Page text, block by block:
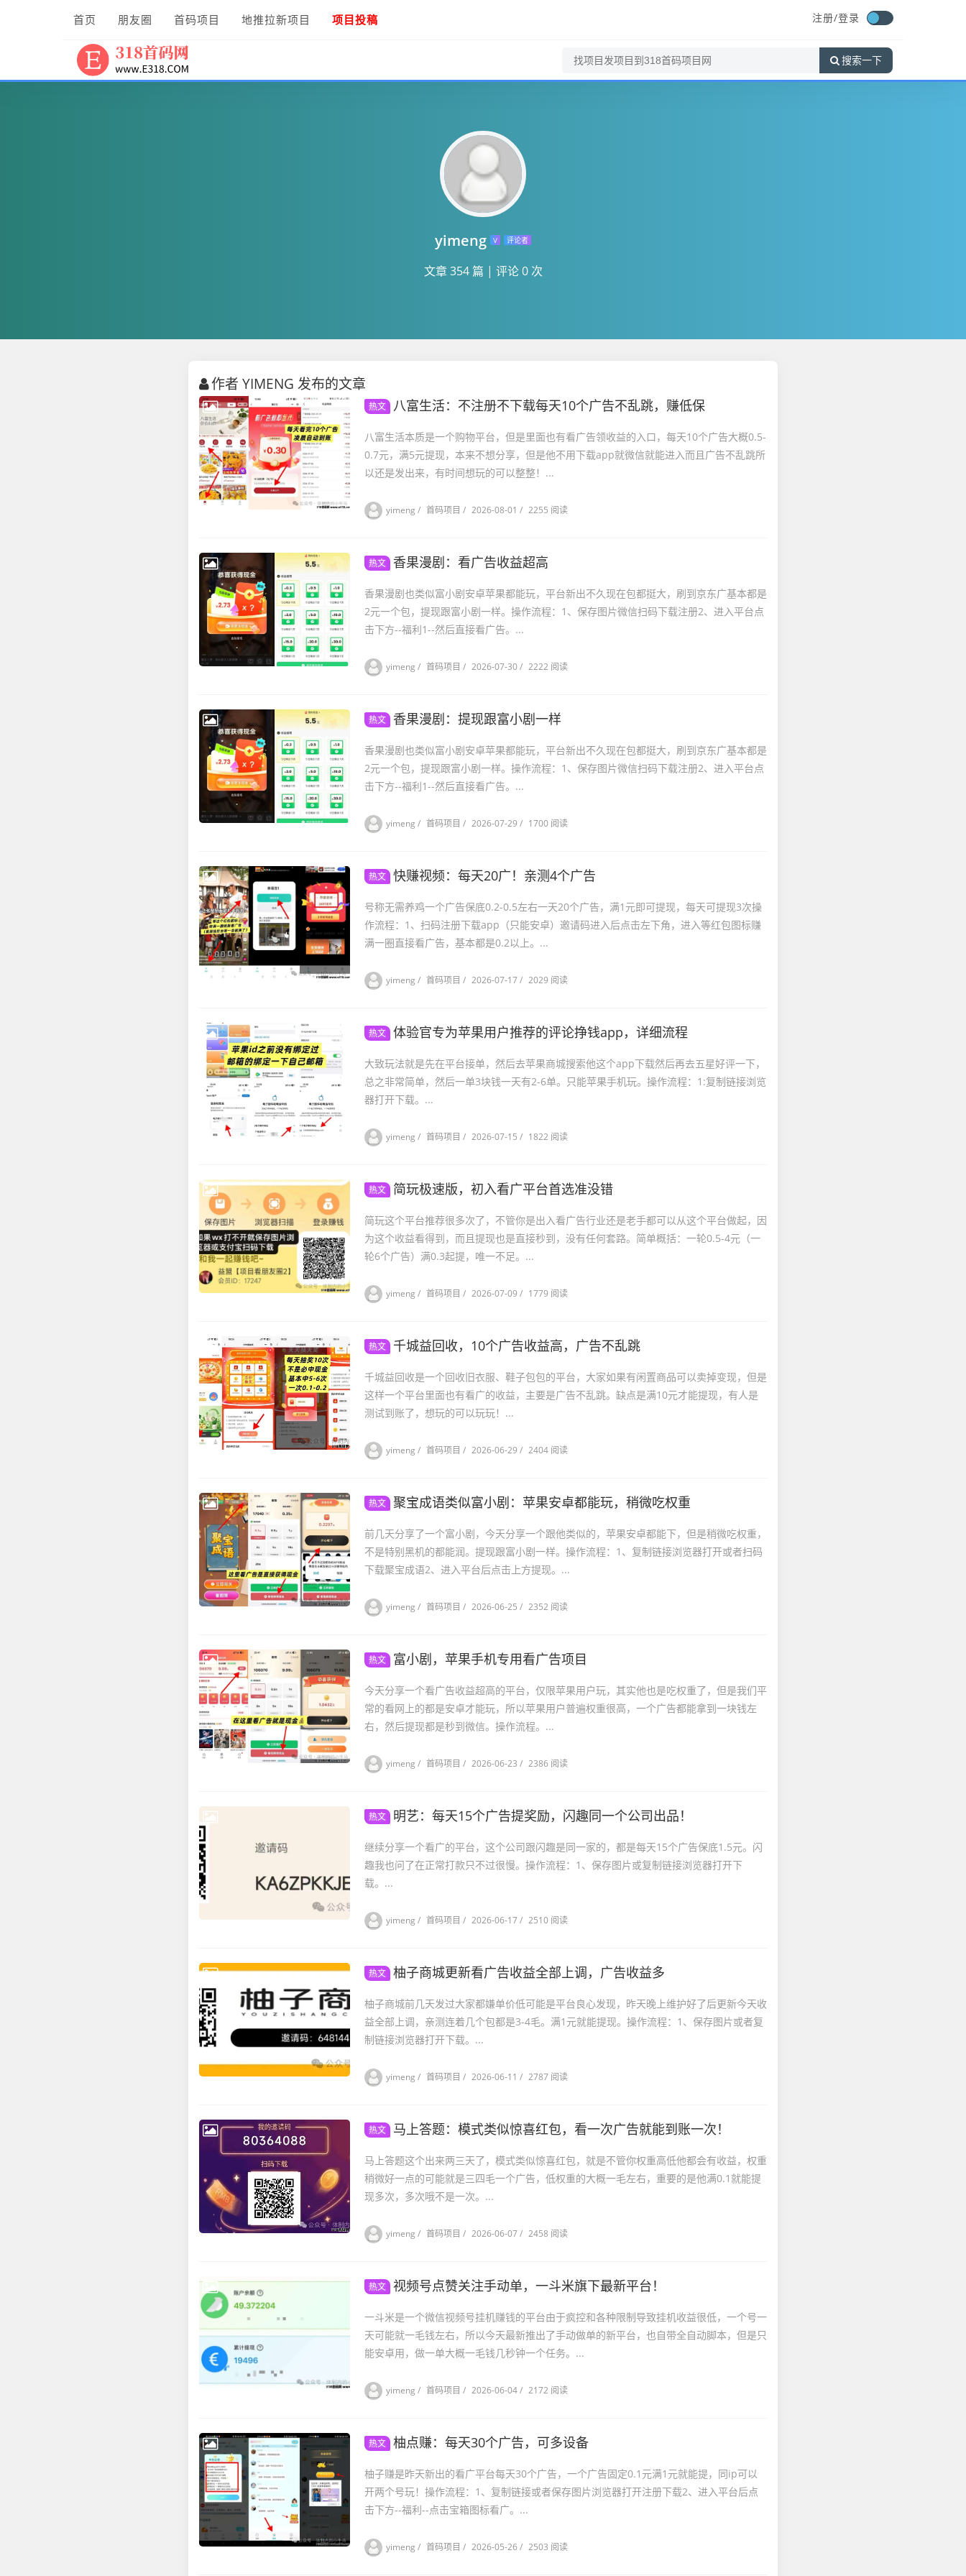
首页 朋友圈 首码项目 地推拉新项目 项目投稿 注册/登录
搜索一下
yimeng V 评论者
文章 354 篇 | 评论 0 次
作者 YIMENG 发布的文章
热文 八富生活：不注册不下载每天10个广告不乱跳，赚低保
八富生活本质是一个购物平台，但是里面也有看广告领收益的入口，每天10个广告大概0.5-
0.7元，满5元提现，本来不想分享，但是他不用下载app就微信就能进入而且广告不乱跳所
以还是发出来，有时间想玩的可以整整！...
yimeng / 首码项目 / 2026-08-01 / 2255 阅读
热文 香果漫剧：看广告收益超高
香果漫剧也类似富小剧安卓苹果都能玩，平台新出不久现在包都挺大，刷到京东广基本都是
2元一个包，提现跟富小剧一样。操作流程：1、保存图片微信扫码下载注册2、进入平台点
击下方--福利1--然后直接看广告。...
yimeng / 首码项目 / 2026-07-30 / 2222 阅读
热文 香果漫剧：提现跟富小剧一样
香果漫剧也类似富小剧安卓苹果都能玩，平台新出不久现在包都挺大，刷到京东广基本都是
2元一个包，提现跟富小剧一样。操作流程：1、保存图片微信扫码下载注册2、进入平台点
击下方--福利1--然后直接看广告。...
yimeng / 首码项目 / 2026-07-29 / 1700 阅读
热文 快赚视频：每天20广！亲测4个广告
号称无需养鸡一个广告保底0.2-0.5左右一天20个广告，满1元即可提现，每天可提现3次操
作流程：1、扫码注册下载app（只能安卓）邀请码进入后点击左下角，进入等红包图标赚
满一圈直接看广告，基本都是0.2以上。...
yimeng / 首码项目 / 2026-07-17 / 2029 阅读
热文 体验官专为苹果用户推荐的评论挣钱app，详细流程
大致玩法就是先在平台接单，然后去苹果商城搜索他这个app下载然后再去五星好评一下，
总之非常简单，然后一单3块钱一天有2-6单。只能苹果手机玩。操作流程：1:复制链接浏览
器打开下载。...
yimeng / 首码项目 / 2026-07-15 / 1822 阅读
热文 简玩极速版，初入看广平台首选准没错
简玩这个平台推荐很多次了，不管你是出入看广告行业还是老手都可以从这个平台做起，因
为这个收益看得到，而且提现也是直接秒到，没有任何套路。简单概括：一轮0.5-4元（一
轮6个广告）满0.3起提，唯一不足。...
yimeng / 首码项目 / 2026-07-09 / 1779 阅读
热文 千城益回收，10个广告收益高，广告不乱跳
千城益回收是一个回收旧衣服、鞋子包包的平台，大家如果有闲置商品可以卖掉变现，但是
这样一个平台里面也有看广的收益，主要是广告不乱跳。缺点是满10元才能提现，有人是
测试到账了，想玩的可以玩玩！...
yimeng / 首码项目 / 2026-06-29 / 2404 阅读
热文 聚宝成语类似富小剧：苹果安卓都能玩，稍微吃权重
前几天分享了一个富小剧，今天分享一个跟他类似的，苹果安卓都能下，但是稍微吃权重，
不是特别黑机的都能润。提现跟富小剧一样。操作流程：1、复制链接浏览器打开或者扫码
下载聚宝成语2、进入平台后点击上方提现。...
yimeng / 首码项目 / 2026-06-25 / 2352 阅读
热文 富小剧，苹果手机专用看广告项目
今天分享一个看广告收益超高的平台，仅限苹果用户玩，其实他也是吃权重了，但是我们平
常的看网上的都是安卓才能玩，所以苹果用户普遍权重很高，一个广告都能拿到一块钱左
右，然后提现都是秒到微信。操作流程。...
yimeng / 首码项目 / 2026-06-23 / 2386 阅读
热文 明艺：每天15个广告提奖励，闪趣同一个公司出品！
继续分享一个看广的平台，这个公司跟闪趣是同一家的，都是每天15个广告保底1.5元。闪
趣我也问了在正常打款只不过很慢。操作流程：1、保存图片或复制链接浏览器打开下
载。...
yimeng / 首码项目 / 2026-06-17 / 2510 阅读
热文 柚子商城更新看广告收益全部上调，广告收益多
柚子商城前几天发过大家都嫌单价低可能是平台良心发现，昨天晚上维护好了后更新今天收
益全部上调，亲测连着几个包都是3-4毛。满1元就能提现。操作流程：1、保存图片或者复
制链接浏览器打开下载。...
yimeng / 首码项目 / 2026-06-11 / 2787 阅读
热文 马上答题：模式类似惊喜红包，看一次广告就能到账一次！
马上答题这个出来两三天了，模式类似惊喜红包，就是不管你权重高低他都会有收益，权重
稍微好一点的可能就是三四毛一个广告，低权重的大概一毛左右，重要的是他满0.1就能提
现多次，多次哦不是一次。...
yimeng / 首码项目 / 2026-06-07 / 2458 阅读
热文 视频号点赞关注手动单，一斗米旗下最新平台！
一斗米是一个微信视频号挂机赚钱的平台由于疯控和各种限制导致挂机收益很低，一个号一
天可能就一毛钱左右，所以今天最新推出了手动做单的新平台，也自带全自动脚本，但是只
能安卓用，做一单大概一毛钱几秒钟一个任务。...
yimeng / 首码项目 / 2026-06-04 / 2172 阅读
热文 柚点赚：每天30个广告，可多设备
柚子赚是昨天新出的看广平台每天30个广告，一个广告固定0.1元满1元就能提，同ip可以
开两个号玩！操作流程：1、复制链接或者保存图片浏览器打开注册下载2、进入平台后点
击下方--福利--点击宝箱图标看广。...
yimeng / 首码项目 / 2026-05-26 / 2503 阅读